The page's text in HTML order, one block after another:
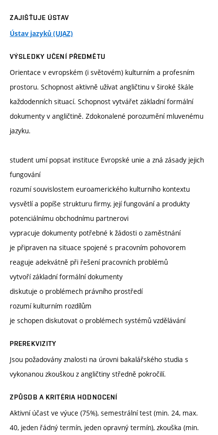
ZAJIŠŤUJE ÚSTAV
Ústav jazyků (UJAZ)
VÝSLEDKY UČENÍ PŘEDMĚTU
Orientace v evropském (i světovém) kulturním a profesním
prostoru. Schopnost aktivně užívat angličtinu v široké škále
každodenních situací. Schopnost vytvářet základní formální
dokumenty v angličtině. Zdokonalené porozumění mluvenému
jazyku.
student umí popsat instituce Evropské unie a zná zásady jejich
fungování
rozumí souvislostem euroamerického kulturního kontextu
vysvětlí a popíše strukturu firmy, její fungování a produkty
potenciálnímu obchodnímu partnerovi
vypracuje dokumenty potřebné k žádosti o zaměstnání
je připraven na situace spojené s pracovním pohovorem
reaguje adekvátně při řešení pracovních problémů
vytvoří základní formální dokumenty
diskutuje o problémech právního prostředí
rozumí kulturním rozdílům
je schopen diskutovat o problémech systémů vzdělávání
PREREKVIZITY
Jsou požadovány znalosti na úrovni bakalářského studia s
vykonanou zkouškou z angličtiny středně pokročilí.
ZPŮSOB A KRITÉRIA HODNOCENÍ
Aktivní účast ve výuce (75%), semestrální test (min. 24, max.
40, jeden řádný termín, jeden opravný termín), zkouška (min.